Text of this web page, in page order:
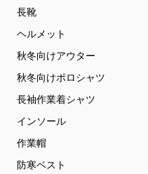
長靴
ヘルメット
秋冬向けアウター
秋冬向けポロシャツ
長袖作業着シャツ
インソール
作業帽
防寒ベスト